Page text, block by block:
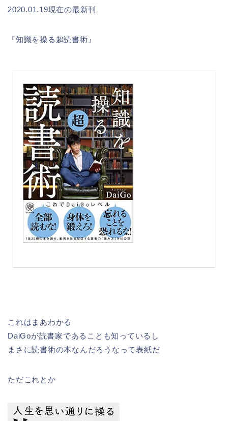
2020.01.19現在の最新刊
『知識を操る超読書術』
これはまあわかる
DaiGoが読書家であることも知っているし
まさに読書術の本なんだろうなって表紙だ
ただこれとか